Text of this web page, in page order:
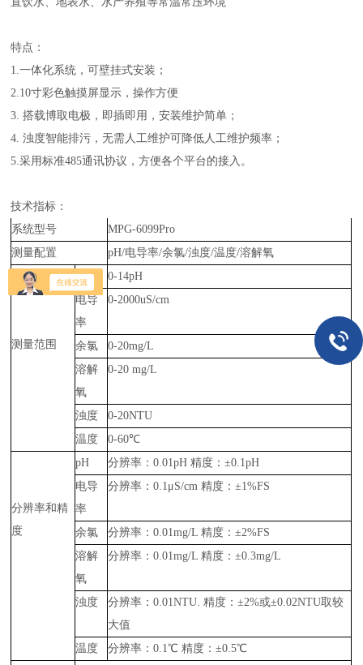
特点：
1.一体化系统，可壁挂式安装；
2.10寸彩色触摸屏显示，操作方便
3. 搭载博取电极，即插即用，安装维护简单；
4. 浊度智能排污，无需人工维护可降低人工维护频率；
5.采用标准485通讯协议，方便各个平台的接入。
技术指标：
系统型号
MPG-6099Pro
测量配置
pH/电导率/余氯/浊度/温度/溶解氧
测量范围
pH
0-14pH
电导
率
0-2000uS/cm
余氯
0-20mg/L
溶解
氧
0-20 mg/L
浊度
0-20NTU
温度
0-60℃
分辨率和精
度
pH
分辨率：0.01pH 精度：±0.1pH
电导
率
分辨率：0.1μS/cm 精度：±1%FS
余氯
分辨率：0.01mg/L 精度：±2%FS
溶解
氧
分辨率：0.01mg/L 精度：±0.3mg/L
浊度
分辨率：0.01NTU. 精度：±2%或±0.02NTU取较
大值
温度
分辨率：0.1℃ 精度：±0.5℃